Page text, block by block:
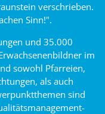
verschrieben.
Sinn!".
und 35.000
im
sowohl Pfarreien,
als auch
sind